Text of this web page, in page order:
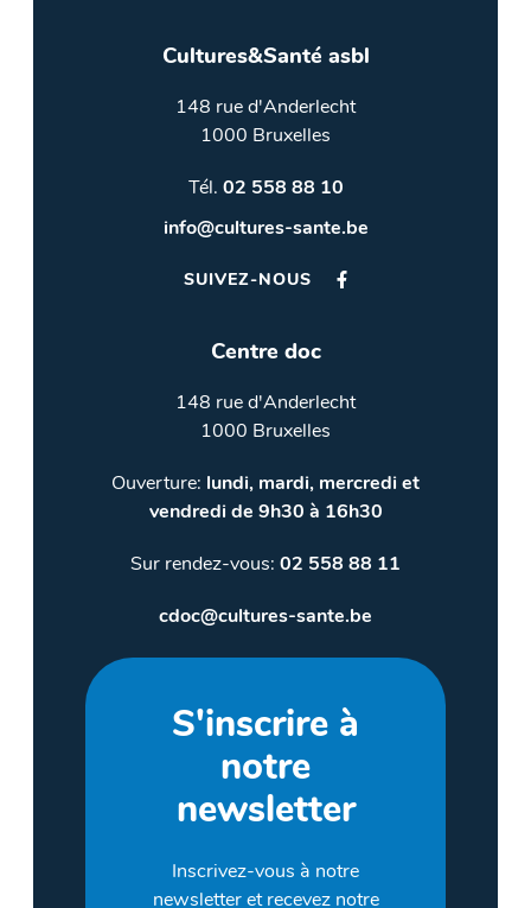
Cultures&Santé asbl
148 rue d'Anderlecht
1000 Bruxelles
Tél. 02 558 88 10
info@cultures-sante.be
SUIVEZ-NOUS
Centre doc
148 rue d'Anderlecht
1000 Bruxelles
Ouverture: lundi, mardi, mercredi et
vendredi de 9h30 à 16h30
Sur rendez-vous: 02 558 88 11
cdoc@cultures-sante.be
S'inscrire à
notre
newsletter
Inscrivez-vous à notre
newsletter et recevez notre